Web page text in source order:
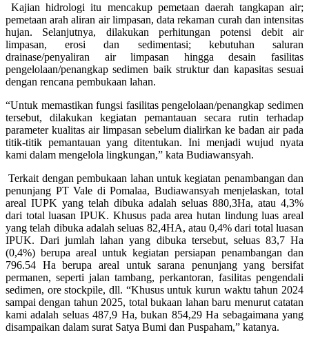
Kajian hidrologi itu mencakup pemetaan daerah tangkapan air;
pemetaan arah aliran air limpasan, data rekaman curah dan intensitas
hujan. Selanjutnya, dilakukan perhitungan potensi debit air
limpasan, erosi dan sedimentasi; kebutuhan saluran
drainase/penyaliran air limpasan hingga desain fasilitas
pengelolaan/penangkap sedimen baik struktur dan kapasitas sesuai
dengan rencana pembukaan lahan.
“Untuk memastikan fungsi fasilitas pengelolaan/penangkap sedimen
tersebut, dilakukan kegiatan pemantauan secara rutin terhadap
parameter kualitas air limpasan sebelum dialirkan ke badan air pada
titik-titik pemantauan yang ditentukan. Ini menjadi wujud nyata
kami dalam mengelola lingkungan,” kata Budiawansyah.
Terkait dengan pembukaan lahan untuk kegiatan penambangan dan
penunjang PT Vale di Pomalaa, Budiawansyah menjelaskan, total
areal IUPK yang telah dibuka adalah seluas 880,3Ha, atau 4,3%
dari total luasan IPUK. Khusus pada area hutan lindung luas areal
yang telah dibuka adalah seluas 82,4HA, atau 0,4% dari total luasan
IPUK. Dari jumlah lahan yang dibuka tersebut, seluas 83,7 Ha
(0,4%) berupa areal untuk kegiatan persiapan penambangan dan
796.54 Ha berupa areal untuk sarana penunjang yang bersifat
permanen, seperti jalan tambang, perkantoran, fasilitas pengendali
sedimen, ore stockpile, dll. “Khusus untuk kurun waktu tahun 2024
sampai dengan tahun 2025, total bukaan lahan baru menurut catatan
kami adalah seluas 487,9 Ha, bukan 854,29 Ha sebagaimana yang
disampaikan dalam surat Satya Bumi dan Puspaham,” katanya.